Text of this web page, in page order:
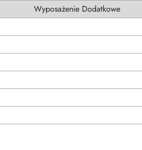
Wyposażenie Dodatkowe